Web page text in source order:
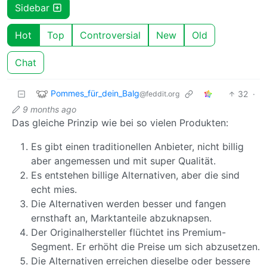
Sidebar
Hot Top Controversial New Old
Chat
Pommes_für_dein_Balg@feddit.org 32 ·
9 months ago
Das gleiche Prinzip wie bei so vielen Produkten:
Es gibt einen traditionellen Anbieter, nicht billig
aber angemessen und mit super Qualität.
Es entstehen billige Alternativen, aber die sind
echt mies.
Die Alternativen werden besser und fangen
ernsthaft an, Marktanteile abzuknapsen.
Der Originalhersteller flüchtet ins Premium-
Segment. Er erhöht die Preise um sich abzusetzen.
Die Alternativen erreichen dieselbe oder bessere